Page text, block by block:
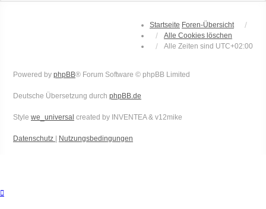
Startseite Foren-Übersicht
Alle Cookies löschen
Alle Zeiten sind UTC+02:00
Powered by phpBB® Forum Software © phpBB Limited
Deutsche Übersetzung durch phpBB.de
Style we_universal created by INVENTEA & v12mike
Datenschutz Nutzungsbedingungen